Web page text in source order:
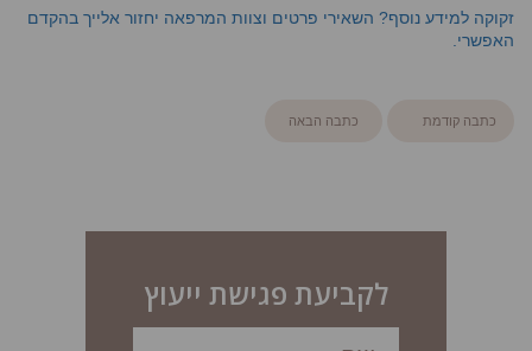
זקוקה למידע נוסף? השאירי פרטים וצוות המרפאה יחזור אלייך בהקדם
האפשרי.
כתבה קודמת כתבה הבאה
לקביעת פגישת ייעוץ